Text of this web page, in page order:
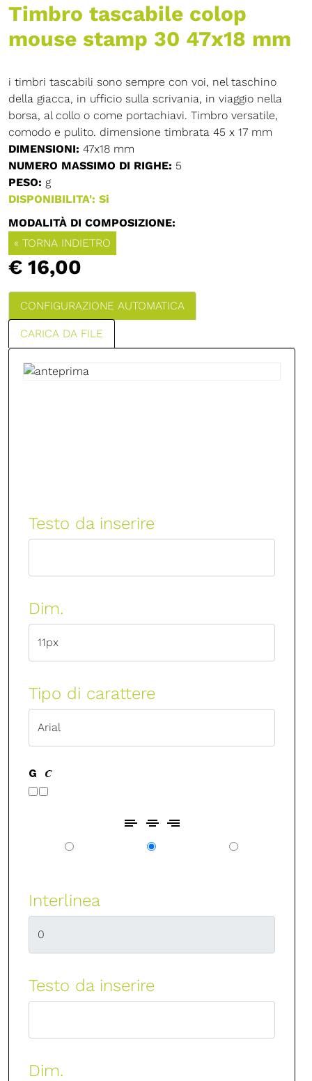
Timbro tascabile colop
mouse stamp 30 47x18 mm
i timbri tascabili sono sempre con voi, nel taschino
della giacca, in ufficio sulla scrivania, in viaggio nella
borsa, al collo o come portachiavi. Timbro versatile,
comodo e pulito. dimensione timbrata 45 x 17 mm
DIMENSIONI: 47x18 mm
NUMERO MASSIMO DI RIGHE: 5
PESO: g
DISPONIBILITA': Si
MODALITÀ DI COMPOSIZIONE:
« TORNA INDIETRO
€ 16,00
CONFIGURAZIONE AUTOMATICA
CARICA DA FILE
Testo da inserire
Dim.
Tipo di carattere
Interlinea
Testo da inserire
Dim.